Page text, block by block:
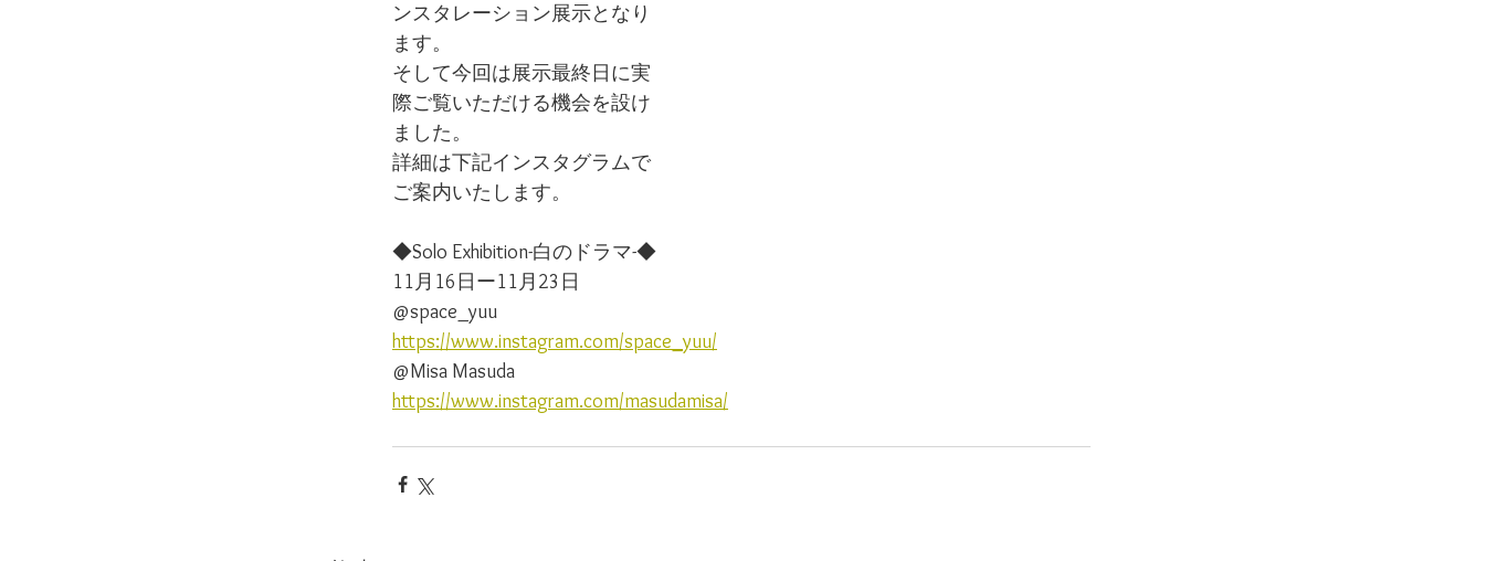
ンスタレーション展示となり
ます。
そして今回は展示最終日に実
際ご覧いただける機会を設け
ました。
詳細は下記インスタグラムで
ご案内いたします。
◆Solo Exhibition-白のドラマ-◆
11月16日ー11月23日
@space_yuu
https://www.instagram.com/space_yuu/
@Misa Masuda
https://www.instagram.com/masudamisa/